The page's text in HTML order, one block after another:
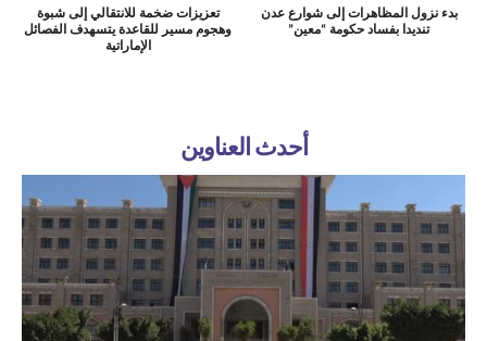
تعزيزات ضخمة للانتقالي إلى شبوة
وهجوم مسير للقاعدة يتسهدف الفصائل
الإماراتية
بدء نزول المظاهرات إلى شوارع عدن
تنديدا بفساد حكومة “معين”
أحدث العناوين